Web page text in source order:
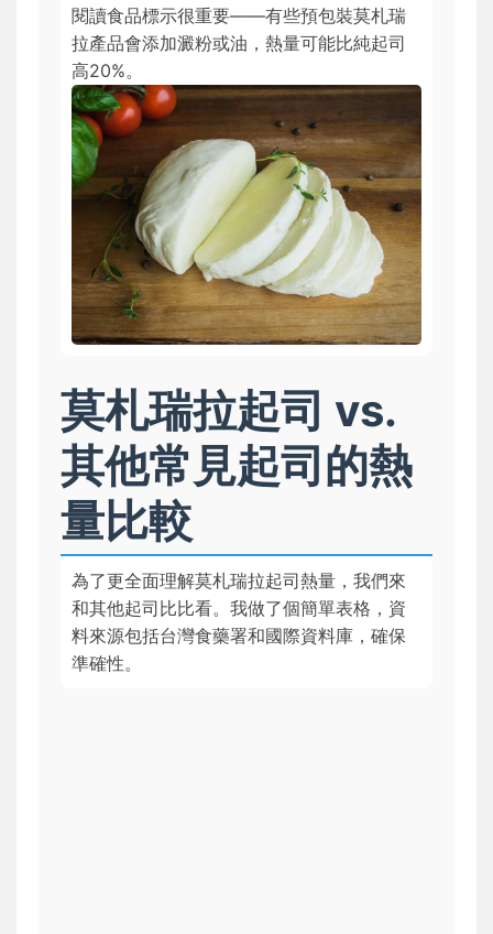
閱讀食品標示很重要——有些預包裝莫札瑞
拉產品會添加澱粉或油，熱量可能比純起司
高20%。
莫札瑞拉起司 vs.
其他常見起司的熱
量比較
為了更全面理解莫札瑞拉起司熱量，我們來
和其他起司比比看。我做了個簡單表格，資
料來源包括台灣食藥署和國際資料庫，確保
準確性。